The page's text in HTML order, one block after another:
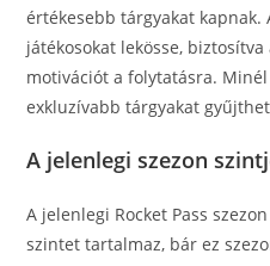
értékesebb tárgyakat kapnak.
játékosokat lekösse,
motivációt a folytatásra.
exkluzívabb tárgyakat
A jelenlegi szezon
A jelenlegi Rocket Pass
szintet tartalmaz, bár ez